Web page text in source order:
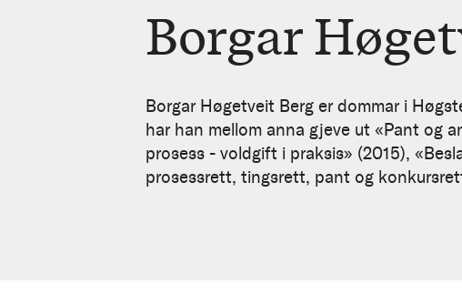
Borgar
Høgetveit
Borgar
Borgar Høgetveit Berg er dommar i
har han mellom anna gjeve ut «Pant og
prosess - voldgift i praksis» (2015),
prosessrett, tingsrett, pant og